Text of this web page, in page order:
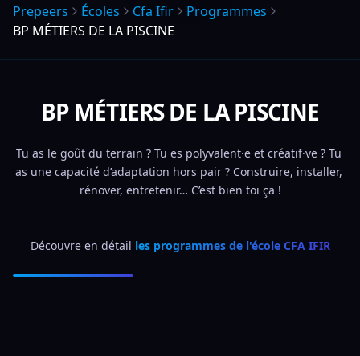
Prepeers Écoles Cfa Ifir
Programmes
BP MÉTIERS DE LA PISCINE
BP MÉTIERS DE LA PISCINE
Tu as le goût du terrain ? Tu es polyvalent·e et créatif·ve ? Tu
as une capacité d’adaptation hors pair ? Construire, installer,
rénover, entretenir… C’est bien toi ça !
Découvre en détail les programmes de l'école CFA IFIR